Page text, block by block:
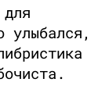
улыбался,